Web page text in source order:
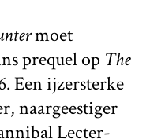
moet
prequel op The
Een ijzersterke
naargeestiger
Lecter-